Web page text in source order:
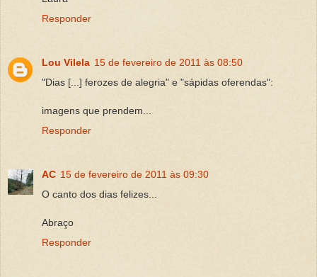
Responder
Lou Vilela 15 de fevereiro de 2011 às 08:50
"Dias [...] ferozes de alegria" e "sápidas oferendas":
imagens que prendem...
Responder
AC 15 de fevereiro de 2011 às 09:30
O canto dos dias felizes...
Abraço
Responder